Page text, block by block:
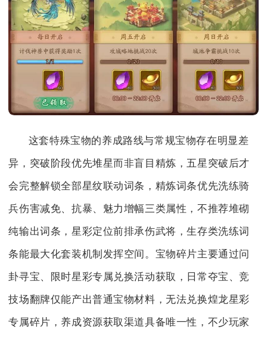
这套特殊宝物的养成路线与常规宝物存在明显差
异，突破阶段优先堆星而非盲目精炼，五星突破后才
会完整解锁全部星纹联动词条，精炼词条优先洗练骑
兵伤害减免、抗暴、魅力增幅三类属性，不推荐堆砌
纯输出词条，星彩定位前排承伤武将，生存类洗练词
条能最大化套装机制发挥空间。宝物碎片主要通过问
卦寻宝、限时星彩专属兑换活动获取，日常夺宝、竞
技场翻牌仅能产出普通宝物材料，无法兑换煌龙星彩
专属碎片，养成资源获取渠道具备唯一性，不少玩家